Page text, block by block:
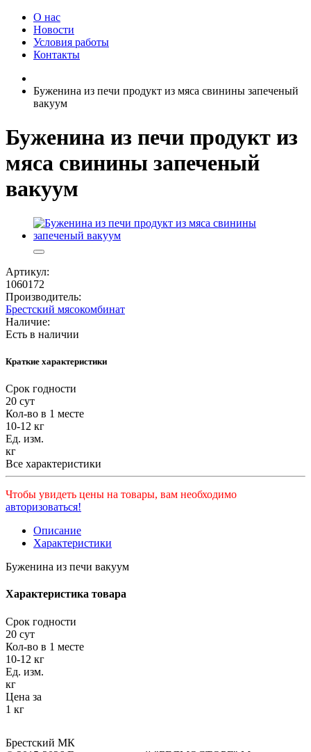
О нас
Новости
Условия работы
Контакты
Буженина из печи продукт из мяса свинины запеченый
вакуум
Буженина из печи продукт из
мяса свинины запеченый
вакуум
Артикул:
1060172
Производитель:
Брестский мясокомбинат
Наличие:
Есть в наличии
Краткие характеристики
Срок годности
20 сут
Кол-во в 1 месте
10-12 кг
Ед. изм.
кг
Все характеристики
Чтобы увидеть цены на товары, вам необходимо
авторизоваться!
Описание
Характеристики
Буженина из печи вакуум
Характеристика товара
Срок годности
20 сут
Кол-во в 1 месте
10-12 кг
Ед. изм.
кг
Цена за
1 кг
Брестский МК